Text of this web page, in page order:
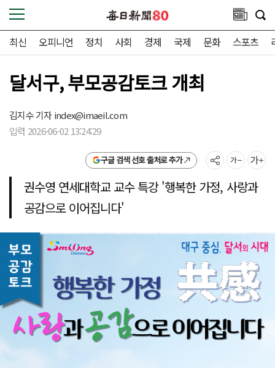
최신 오피니언 정치 사회 경제 국제 문화 스포츠
달서구, 부모공감토크 개최
김지수 기자index@imaeil.com
입력 2026-06-02 13:24:29
구글 검색 선호 출처로 추가
권수영 연세대학교 교수 특강 '행복한 가정, 사랑과
공감으로 이어집니다'